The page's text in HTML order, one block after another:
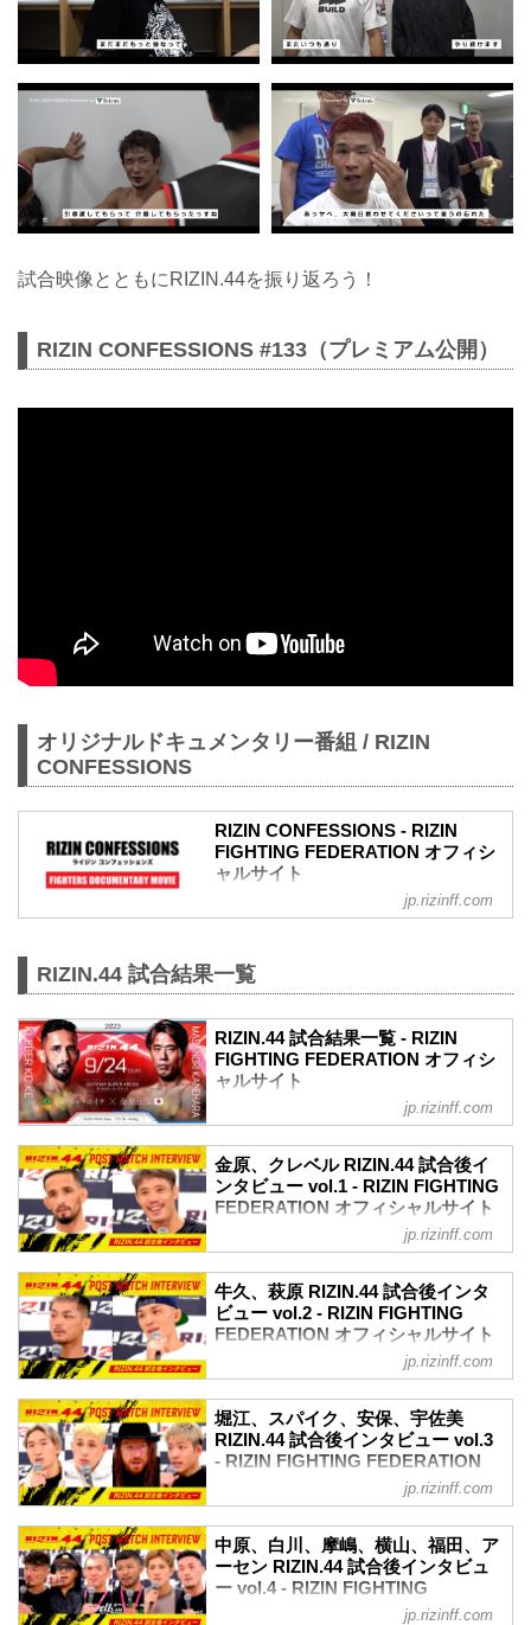
試合映像とともにRIZIN.44を振り返ろう！
RIZIN CONFESSIONS #133（プレミアム公開）
オリジナルドキュメンタリー番組 / RIZIN
CONFESSIONS
RIZIN CONFESSIONS - RIZIN
FIGHTING FEDERATION オフィシ
ャルサイト
RIZIN CONFESSIONS の記事一覧 - 格闘
イジン ファイティング フェデレーショ
ン）の情報・加盟団体について発信して
いきます。
jp.rizinff.com
RIZIN.44 試合結果一覧
RIZIN.44 試合結果一覧 - RIZIN
FIGHTING FEDERATION オフィシ
ャルサイト
第10試合／クレベル・コイケ vs. 金原正
RIZIN MMAルール：5分 3R（66.0kg）
（LOSE）クレベル・コイケ vs. 金原正徳
（WIN）
第9試合／牛久絢太郎 vs. 萩原京平
RIZIN MMAルール：5分 3R（66.0kg）
（WIN）牛久絢太郎 vs. 萩原京平
（LOSE）
≫ 試合結果詳細
第8試合／スパイク・カーライル vs. 堀江
圭功
RIZIN MMAルール：5分 3R（71.0kg）
（L...
jp.rizinff.com
金原、クレベル RIZIN.44 試合後イ
ンタビュー vol.1 - RIZIN FIGHTING
FEDERATION オフィシャルサイト
9月24日（日）にさいたまスーパーアリー
ちの試合後インタビューを公開！
YouTubeで見る
クレベル・コイケ & 金原正徳 試合後イン
金原正徳「やっと終わったなっていうの
が第一の感想」
ーー試合後の率直な感想をお聞かせいた
だけますか。
金原 ああ、やっと終わったなっていうの
が第一の感想です。まあ、よかったで
す。はい。
ーー勝利してリング上から見た観客席は
どんな印象だったでしょうか。
金原 メイ...
jp.rizinff.com
牛久、萩原 RIZIN.44 試合後インタ
ビュー vol.2 - RIZIN FIGHTING
FEDERATION オフィシャルサイト
9月24日（日）にさいたまスーパーアリー
ちの試合後インタビューを公開！
YouTubeで見る
牛久絢太郎 & 萩原京平 試合後インタビュ
牛久絢太郎「環境を変えての1発目の試合
で勝つことができてホッとしている」
ーー試合後の率直な感想をお聞かせいた
だけますか。
牛久 本当に、環境を変えての1発目の試
jp.rizinff.com
堀江、スパイク、安保、宇佐美
RIZIN.44 試合後インタビュー vol.3
- RIZIN FIGHTING FEDERATION
ナにて開催されたRIZIN.44の出場選手た
ちの試合後インタビューを公開！
YouTubeで見る
jp.rizinff.com
中原、白川、摩嶋、横山、福田、ア
ーセン RIZIN.44 試合後インタビュ
ー vol.4 - RIZIN FIGHTING
FEDERATION オフィシャルサイト
jp.rizinff.com